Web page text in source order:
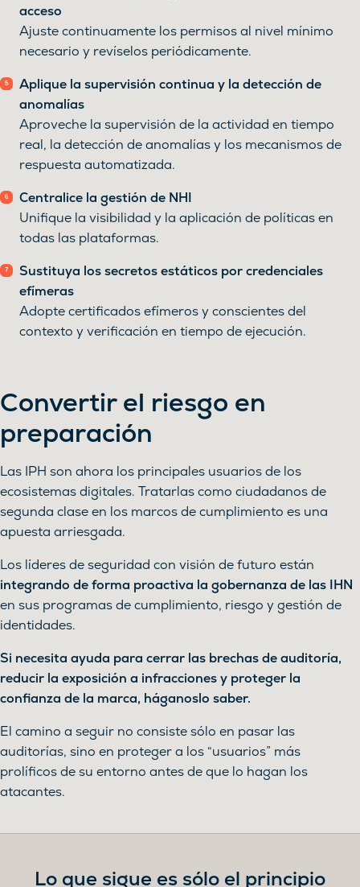
acceso
Ajuste continuamente los permisos al nivel mínimo
necesario y revíselos periódicamente.
Aplique la supervisión continua y la detección de
anomalías
Aproveche la supervisión de la actividad en tiempo
real, la detección de anomalías y los mecanismos de
respuesta automatizada.
Centralice la gestión de NHI
Unifique la visibilidad y la aplicación de políticas en
todas las plataformas.
Sustituya los secretos estáticos por credenciales
efímeras
Adopte certificados efímeros y conscientes del
contexto y verificación en tiempo de ejecución.
Convertir el riesgo en
preparación
Las IPH son ahora los principales usuarios de los
ecosistemas digitales. Tratarlas como ciudadanos de
segunda clase en los marcos de cumplimiento es una
apuesta arriesgada.
Los líderes de seguridad con visión de futuro están
integrando de forma proactiva la gobernanza de las IHN
en sus programas de cumplimiento, riesgo y gestión de
identidades.
Si necesita ayuda para cerrar las brechas de auditoría,
reducir la exposición a infracciones y proteger la
confianza de la marca, háganoslo saber.
El camino a seguir no consiste sólo en pasar las
auditorías, sino en proteger a los “usuarios” más
prolíficos de su entorno antes de que lo hagan los
atacantes.
Lo que sigue es sólo el principio